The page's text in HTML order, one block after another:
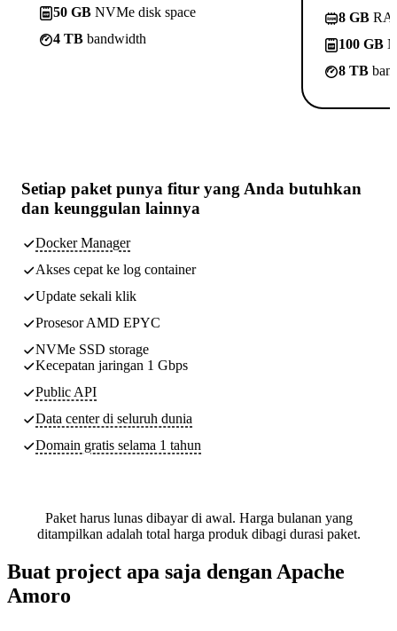
50 GB NVMe disk space
4 TB bandwidth
8 GB
100 GB
8 TB
Setiap paket punya fitur yang Anda butuhkan
dan keunggulan lainnya
Docker Manager
Akses cepat ke log container
Update sekali klik
Prosesor AMD EPYC
NVMe SSD storage
Kecepatan jaringan 1 Gbps
Public API
Data center di seluruh dunia
Domain gratis selama 1 tahun
Paket harus lunas dibayar di awal. Harga bulanan yang
ditampilkan adalah total harga produk dibagi durasi paket.
Buat project apa saja dengan Apache
Amoro